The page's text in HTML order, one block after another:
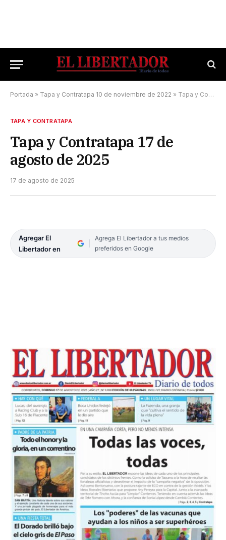
Portada » Tapa y Contratapa 10 de noviembre de 2022 » Tapa y Contratapa 17 de agosto de 2025
TAPA Y CONTRATAPA
Tapa y Contratapa 17 de
agosto de 2025
17 de agosto de 2025
Agregar El
Libertador en
Agrega El Libertador a tus medios
preferidos en Google